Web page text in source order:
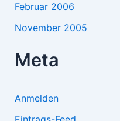
Februar 2006
November 2005
Meta
Anmelden